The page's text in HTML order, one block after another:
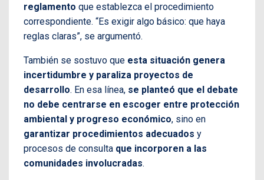
reglamento que establezca el procedimiento
correspondiente. “Es exigir algo básico: que haya
reglas claras”, se argumentó.
También se sostuvo que esta situación genera
incertidumbre y paraliza proyectos de
desarrollo. En esa línea, se planteó que el debate
no debe centrarse en escoger entre protección
ambiental y progreso económico, sino en
garantizar procedimientos adecuados y
procesos de consulta que incorporen a las
comunidades involucradas.